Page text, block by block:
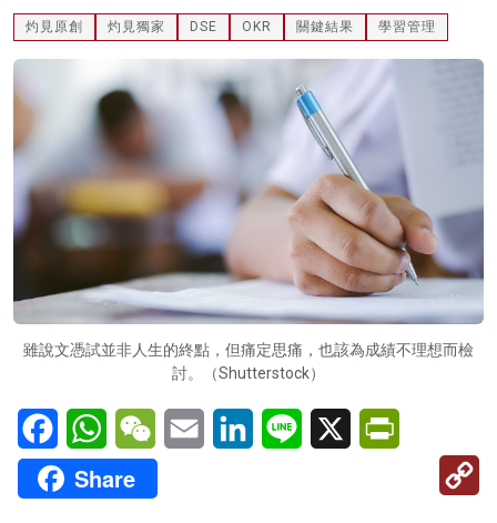
關於我們
灼見原創 灼見獨家 DSE OKR 關鍵結果 學習管理
雖說文憑試並非人生的終點，但痛定思痛，也該為成績不理想而檢
討。（Shutterstock）
FacebookWhatsAppWeChatEmail LinkedInLine X
Share